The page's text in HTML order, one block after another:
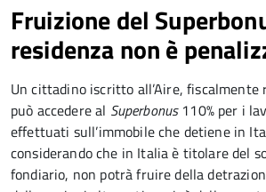
Fruizione del
residenza non è
Un cittadino iscritto all’Aire, fiscalmente
può accedere al Superbonus110% per i
effettuati sull’immobile che detiene in
considerando che in Italia è titolare del
fondiario, non potrà fruire della